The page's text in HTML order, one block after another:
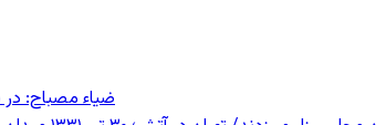
ضیاء مصباح: